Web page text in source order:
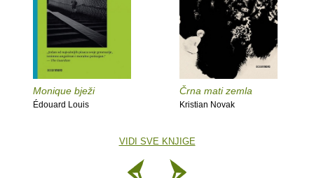
Monique bježi
Édouard Louis
Črna mati zemla
Kristian Novak
VIDI SVE KNJIGE